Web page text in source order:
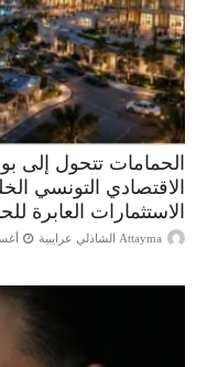
الحمامات تتحول إلى
الاقتصادي التونسي
الاستثمارات العابرة
Attayma الشاذلي عرايبية